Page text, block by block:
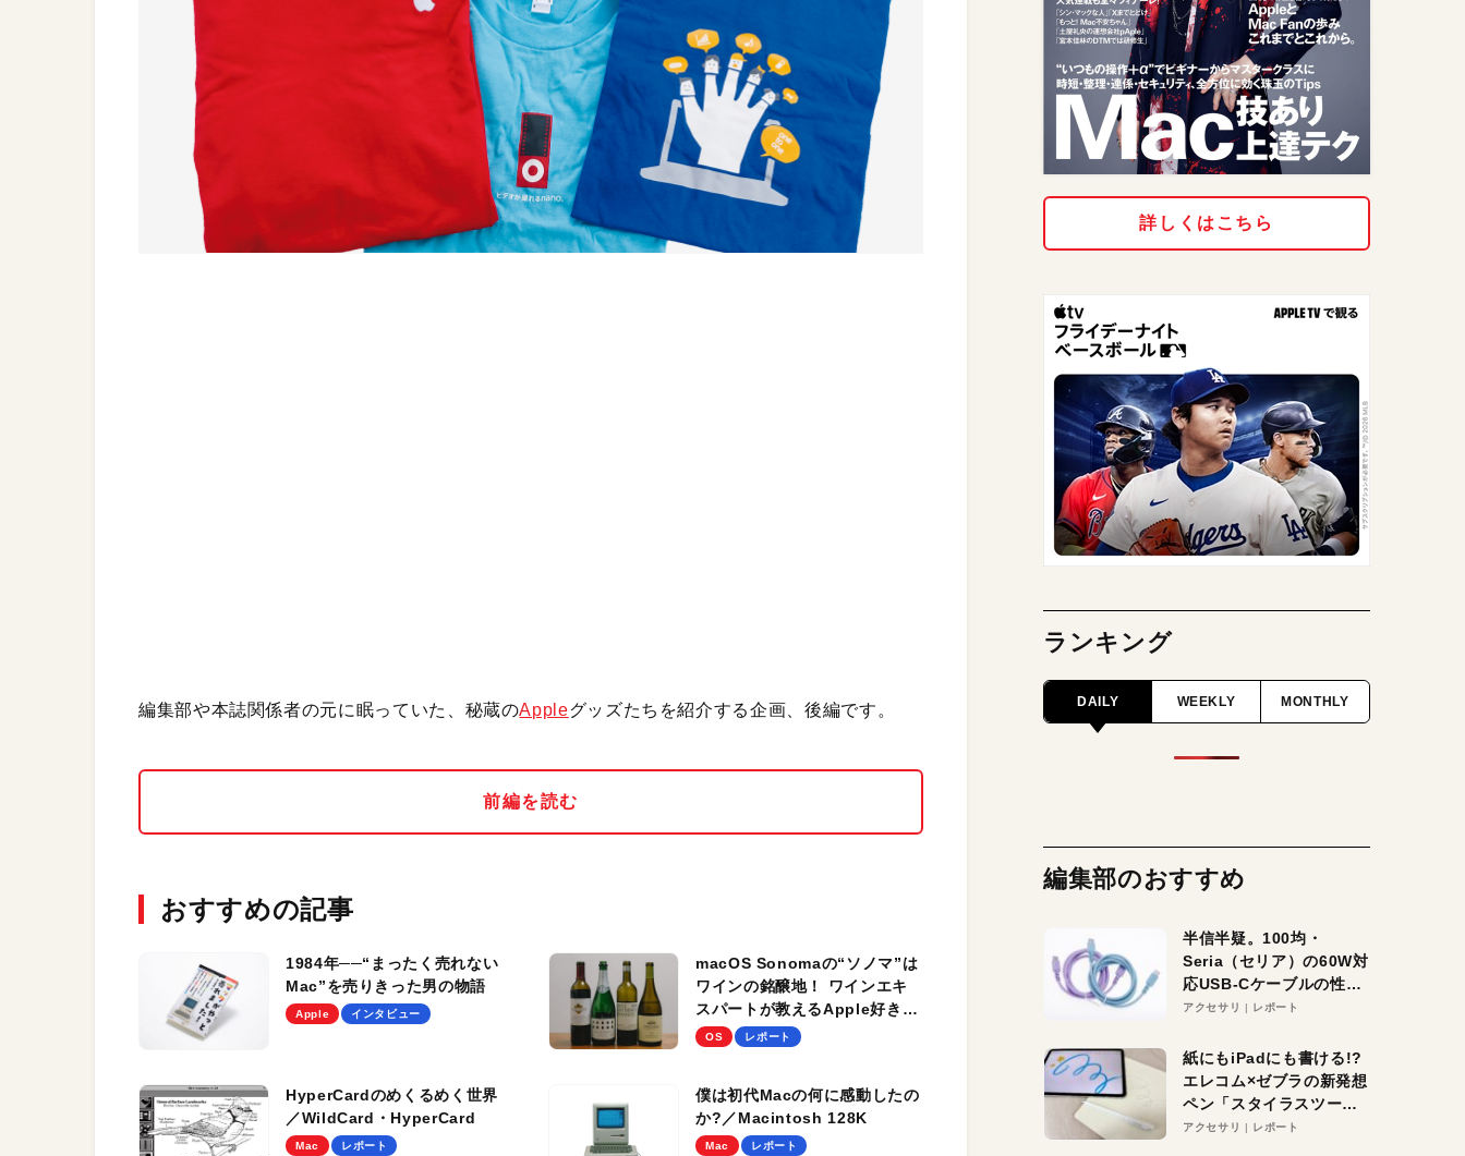
編集部や本誌関係者の元に眠っていた、秘蔵のAppleグッズたちを紹介する企画、後編です。
前編を読む
おすすめの記事
1984年──“まったく売れない
Mac”を売りきった男の物語
Apple インタビュー
macOS Sonomaの“ソノマ”は
ワインの銘醸地！ ワインエキ
スパートが教えるApple好きな
ら知っておきたいソノマの名作
OS レポート
HyperCardのめくるめく世界
／WildCard・HyperCard
Mac レポート
僕は初代Macの何に感動したの
か?／Macintosh 128K
Mac レポート
詳しくはこちら
ランキング
DAILY WEEKLY MONTHLY
編集部のおすすめ
半信半疑。100均・
Seria（セリア）の60W対
応USB-Cケーブルの性能
を検証。超コスパの1本を
アクセサリ レポート
紙にもiPadにも書ける!?
エレコム×ゼブラの新発想
ペン「スタイラスツーウ
ェイ」レビュー。持ち替
アクセサリ レポート